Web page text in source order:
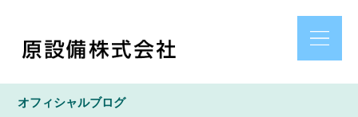
オフィシャルブログ